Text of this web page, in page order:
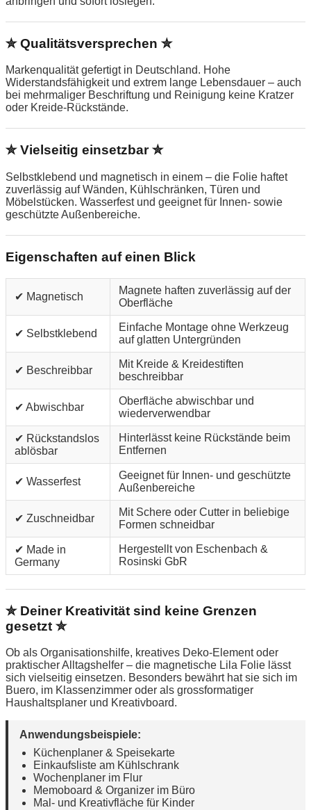
✮ Qualitätsversprechen ✮
Markenqualität gefertigt in Deutschland. Hohe
Widerstandsfähigkeit und extrem lange Lebensdauer – auch
bei mehrmaliger Beschriftung und Reinigung keine Kratzer
oder Kreide-Rückstände.
✮ Vielseitig einsetzbar ✮
Selbstklebend und magnetisch in einem – die Folie haftet
zuverlässig auf Wänden, Kühlschränken, Türen und
Möbelstücken. Wasserfest und geeignet für Innen- sowie
geschützte Außenbereiche.
Eigenschaften auf einen Blick
✔ Magnetisch
Magnete haften zuverlässig auf der
Oberfläche
✔ Selbstklebend
Einfache Montage ohne Werkzeug
auf glatten Untergründen
✔ Beschreibbar
Mit Kreide & Kreidestiften
beschreibbar
✔ Abwischbar
Oberfläche abwischbar und
wiederverwendbar
✔ Rückstandslos
ablösbar
Hinterlässt keine Rückstände beim
Entfernen
✔ Wasserfest
Geeignet für Innen- und geschützte
Außenbereiche
✔ Zuschneidbar
Mit Schere oder Cutter in beliebige
Formen schneidbar
✔ Made in
Germany
Hergestellt von Eschenbach &
Rosinski GbR
✮ Deiner Kreativität sind keine Grenzen
gesetzt ✮
Ob als Organisationshilfe, kreatives Deko-Element oder
praktischer Alltagshelfer – die magnetische Lila Folie lässt
sich vielseitig einsetzen. Besonders bewährt hat sie sich im
Buero, im Klassenzimmer oder als grossformatiger
Haushaltsplaner und Kreativboard.
Anwendungsbeispiele:
Küchenplaner & Speisekarte
Einkaufsliste am Kühlschrank
Wochenplaner im Flur
Memoboard & Organizer im Büro
Mal- und Kreativfläche für Kinder